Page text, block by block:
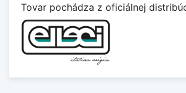
Tovar pochádza z oficiálnej